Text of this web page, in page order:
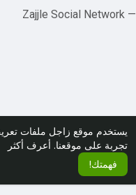
يستخدم موقع زاجل ملفات
تجربة على موقعنا. أعرف أكثر
فهمتك!
— Zajjle Social Network